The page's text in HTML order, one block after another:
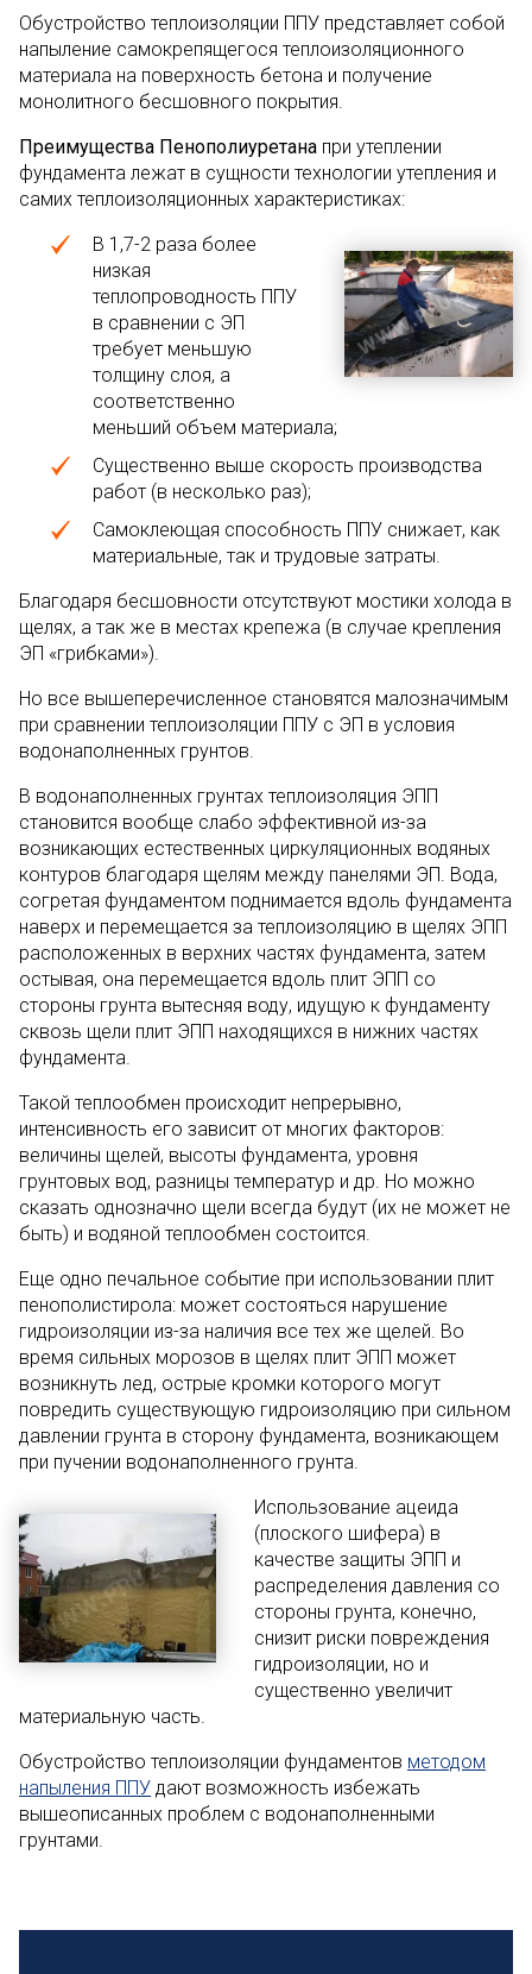
Обустройство теплоизоляции ППУ представляет собой
напыление самокрепящегося теплоизоляционного
материала на поверхность бетона и получение
монолитного бесшовного покрытия.
Преимущества Пенополиуретана при утеплении
фундамента лежат в сущности технологии утепления и
самих теплоизоляционных характеристиках:
В 1,7-2 раза более
низкая
теплопроводность ППУ
в сравнении с ЭП
требует меньшую
толщину слоя, а
соответственно
меньший объем материала;
Существенно выше скорость производства
работ (в несколько раз);
Самоклеющая способность ППУ снижает, как
материальные, так и трудовые затраты.
Благодаря бесшовности отсутствуют мостики холода в
щелях, а так же в местах крепежа (в случае крепления
ЭП «грибками»).
Но все вышеперечисленное становятся малозначимым
при сравнении теплоизоляции ППУ с ЭП в условия
водонаполненных грунтов.
В водонаполненных грунтах теплоизоляция ЭПП
становится вообще слабо эффективной из-за
возникающих естественных циркуляционных водяных
контуров благодаря щелям между панелями ЭП. Вода,
согретая фундаментом поднимается вдоль фундамента
наверх и перемещается за теплоизоляцию в щелях ЭПП
расположенных в верхних частях фундамента, затем
остывая, она перемещается вдоль плит ЭПП со
стороны грунта вытесняя воду, идущую к фундаменту
сквозь щели плит ЭПП находящихся в нижних частях
фундамента.
Такой теплообмен происходит непрерывно,
интенсивность его зависит от многих факторов:
величины щелей, высоты фундамента, уровня
грунтовых вод, разницы температур и др. Но можно
сказать однозначно щели всегда будут (их не может не
быть) и водяной теплообмен состоится.
Еще одно печальное событие при использовании плит
пенополистирола: может состояться нарушение
гидроизоляции из-за наличия все тех же щелей. Во
время сильных морозов в щелях плит ЭПП может
возникнуть лед, острые кромки которого могут
повредить существующую гидроизоляцию при сильном
давлении грунта в сторону фундамента, возникающем
при пучении водонаполненного грунта.
Использование ацеида
(плоского шифера) в
качестве защиты ЭПП и
распределения давления со
стороны грунта, конечно,
снизит риски повреждения
гидроизоляции, но и
существенно увеличит
материальную часть.
Обустройство теплоизоляции фундаментов методом
напыления ППУ дают возможность избежать
вышеописанных проблем с водонаполненными
грунтами.